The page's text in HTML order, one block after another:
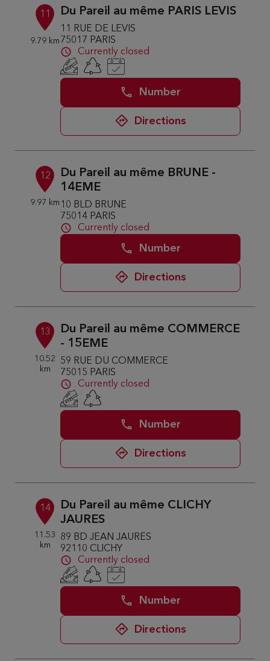
11
9.79 km
Du Pareil au même PARIS LEVIS
11 RUE DE LEVIS
75017 PARIS
Currently closed
Number
Directions
12
9.97 km
Du Pareil au même BRUNE -
14EME
10 BLD BRUNE
75014 PARIS
Currently closed
Number
Directions
13
10.52
km
Du Pareil au même COMMERCE
- 15EME
59 RUE DU COMMERCE
75015 PARIS
Currently closed
Number
Directions
14
11.53
km
Du Pareil au même CLICHY
JAURES
89 BD JEAN JAURES
92110 CLICHY
Currently closed
Number
Directions